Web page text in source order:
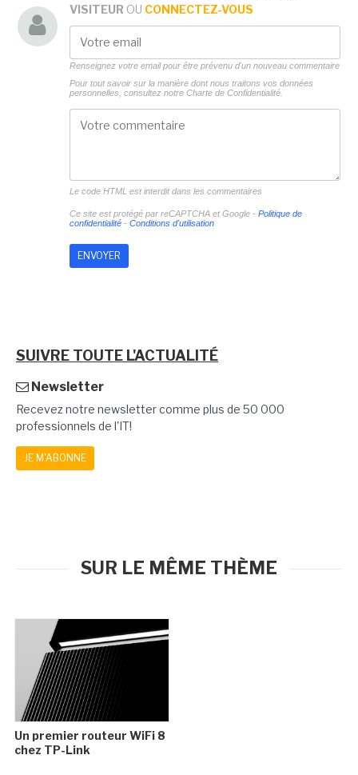
VISITEUR OU CONNECTEZ-VOUS
Renseignez votre email pour être prévenu d'un nouveau commentaire
Pour tout savoir sur la manière dont nous traitons vos données
personnelles, consultez notre Charte de Confidentialité.
Le code HTML est interdit dans les commentaires
Ce site est protégé par reCAPTCHA et Google - Politique de
confidentialité- Conditions d'utilisation
SUIVRE TOUTE L'ACTUALITÉ
Newsletter
Recevez notre newsletter comme plus de 50 000
professionnels de l'IT!
JE M'ABONNE
SUR LE MÊME THÈME
Un premier routeur WiFi 8
chez TP-Link